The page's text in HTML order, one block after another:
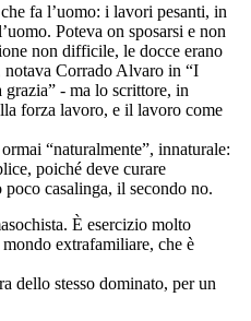
fa l’uomo: i lavori pesanti, in
Poteva on sposarsi e non
non difficile, le docce erano
notava Corrado Alvaro in “I
- ma lo scrittore, in
forza lavoro, e il lavoro come
“naturalmente”, innaturale:
poiché deve curare
casalinga, il secondo no.
È esercizio molto
extrafamiliare, che è
dello stesso dominato, per un